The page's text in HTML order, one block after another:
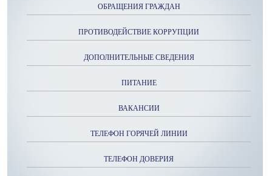
ОБРАЩЕНИЯ ГРАЖДАН
ПРОТИВОДЕЙСТВИЕ КОРРУПЦИИ
ДОПОЛНИТЕЛЬНЫЕ СВЕДЕНИЯ
ПИТАНИЕ
ВАКАНСИИ
ТЕЛЕФОН ГОРЯЧЕЙ ЛИНИИ
ТЕЛЕФОН ДОВЕРИЯ